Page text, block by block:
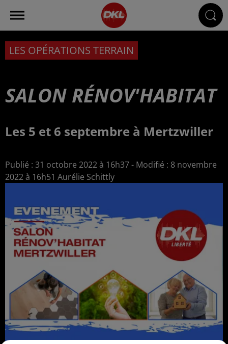
LES OPÉRATIONS TERRAIN
SALON RÉNOV'HABITAT
Les 5 et 6 septembre à Mertzwiller
Publié : 31 octobre 2022 à 16h37 - Modifié : 8 novembre
2022 à 16h51 Aurélie Schittly